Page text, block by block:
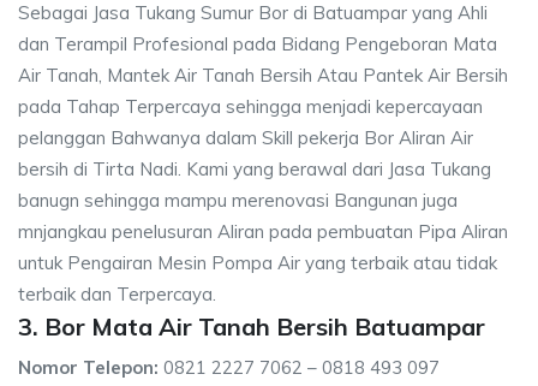
Sebagai Jasa Tukang Sumur Bor di Batuampar yang Ahli
dan Terampil Profesional pada Bidang Pengeboran Mata
Air Tanah, Mantek Air Tanah Bersih Atau Pantek Air Bersih
pada Tahap Terpercaya sehingga menjadi kepercayaan
pelanggan Bahwanya dalam Skill pekerja Bor Aliran Air
bersih di Tirta Nadi. Kami yang berawal dari Jasa Tukang
banugn sehingga mampu merenovasi Bangunan juga
mnjangkau penelusuran Aliran pada pembuatan Pipa Aliran
untuk Pengairan Mesin Pompa Air yang terbaik atau tidak
terbaik dan Terpercaya.
3. Bor Mata Air Tanah Bersih Batuampar
Nomor Telepon: 0821 2227 7062 – 0818 493 097